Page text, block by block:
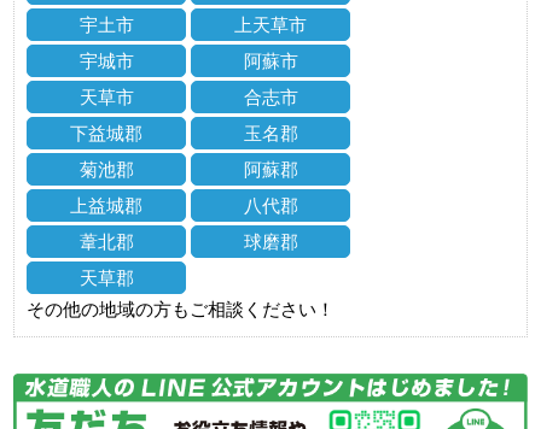
宇土市
上天草市
宇城市
阿蘇市
天草市
合志市
下益城郡
玉名郡
菊池郡
阿蘇郡
上益城郡
八代郡
葦北郡
球磨郡
天草郡
その他の地域の方もご相談ください！